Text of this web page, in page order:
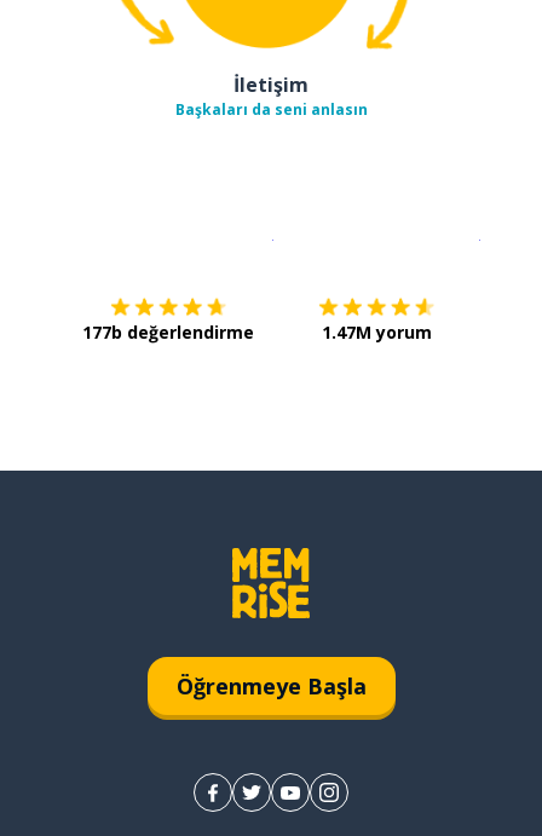
İletişim
Başkaları da seni anlasın
177b değerlendirme 1.47M yorum
Öğrenmeye Başla